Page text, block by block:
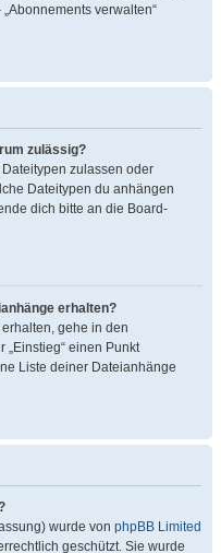
verwalten“
zulässig?
zulassen oder
Dateitypen du anhängen
dich bitte an die Board-
erhalten?
gehe in den
einen Punkt
Liste deiner Dateianhänge
wurde von phpBB Limited
geschützt. Sie wurde